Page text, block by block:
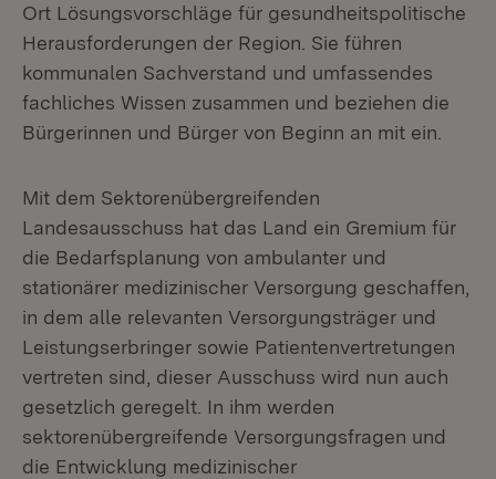
Ort Lösungsvorschläge für gesundheitspolitische
Herausforderungen der Region. Sie führen
kommunalen Sachverstand und umfassendes
fachliches Wissen zusammen und beziehen die
Bürgerinnen und Bürger von Beginn an mit ein.
Mit dem Sektorenübergreifenden
Landesausschuss hat das Land ein Gremium für
die Bedarfsplanung von ambulanter und
stationärer medizinischer Versorgung geschaffen,
in dem alle relevanten Versorgungsträger und
Leistungserbringer sowie Patientenvertretungen
vertreten sind, dieser Ausschuss wird nun auch
gesetzlich geregelt. In ihm werden
sektorenübergreifende Versorgungsfragen und
die Entwicklung medizinischer